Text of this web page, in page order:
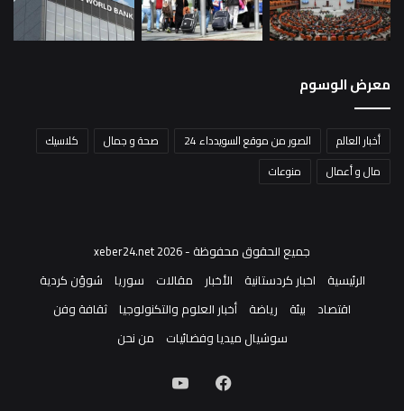
معرض الوسوم
أخبار العالم الصور من موقع السويدداء 24 صحة و جمال
كلاسيك
مال و أعمال
منوعات
جميع الحقوق محفوظة - xeber24.net 2026
الرئيسية
اخبار كردستانية الأخبار مقالات سوريا
شوؤن كردية
اقتصاد
بيئة رياضة أخبار العلوم والتكنولوجيا ثقافة وفن
سوشيال ميديا وفضائيات
من نحن
فيسبوك‫YouTube